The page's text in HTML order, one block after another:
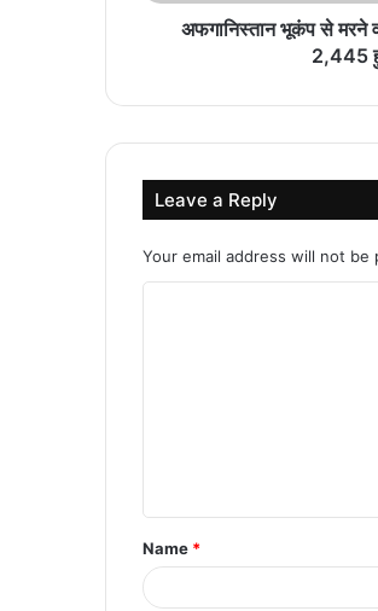
अफगानिस्तान भूकंप से मरने
2,445
Leave a Reply
Your email address will not be
t
*
Name *